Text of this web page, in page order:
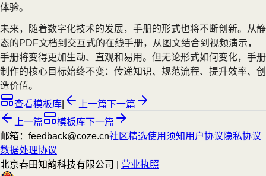
体验。
未来，随着数字化技术的发展，手册的形式也将不断创新。从静
态的PDF文档到交互式的在线手册，从图文结合到视频演示，
手册将变得更加生动、直观和易用。但无论形式如何变化，手册
制作的核心目标始终不变：传递知识、规范流程、提升效率、创
造价值。
查看模板库
上一篇下一篇
上一篇
模板库下一篇
邮箱：feedback@coze.cn社区精选使用须知用户协议 隐私协议
数据处理协议
北京春田知韵科技有限公司 |
营业执照